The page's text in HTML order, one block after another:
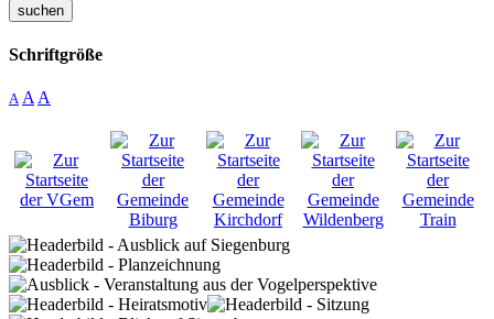
suchen
Schriftgröße
A A A